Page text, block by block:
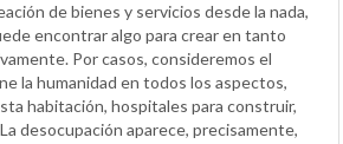
de bienes y servicios desde la nada,
encontrar algo para crear en tanto
Por casos, consideremos el
la humanidad en todos los aspectos,
habitación, hospitales para construir,
desocupación aparece, precisamente,